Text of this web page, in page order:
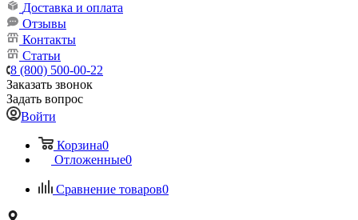
Доставка и оплата
Отзывы
Контакты
Статьи
8 (800) 500-00-22
Заказать звонок
Задать вопрос
Войти
Корзина0
Отложенные0
Сравнение товаров0